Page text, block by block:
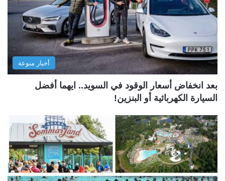
أخبار منوعة
بعد انخفاض أسعار الوقود في السويد.. ايهما أفضل
السيارة الكهربائية أو البنزين!